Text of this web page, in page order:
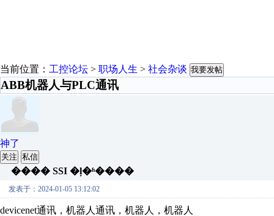
当前位置： 工控论坛 > 职场人生 > 社会杂谈 我要发帖
ABB机器人与PLC通讯
神了
关注 私信
���� SSI �ļ�ʱ����
发表于：2024-01-05 13:12:02
devicenet通讯，机器人通讯，机器人，机器人